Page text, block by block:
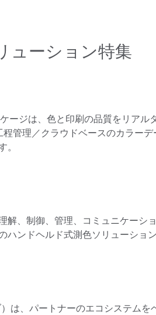
ューション特集
ージは、色と印刷の品質をリアル
管理／クラウドベースのカラー
。
解、制御、管理、コミュニケーシ
ンドヘルド式測色ソリューション
は、パートナーのエコシステムを